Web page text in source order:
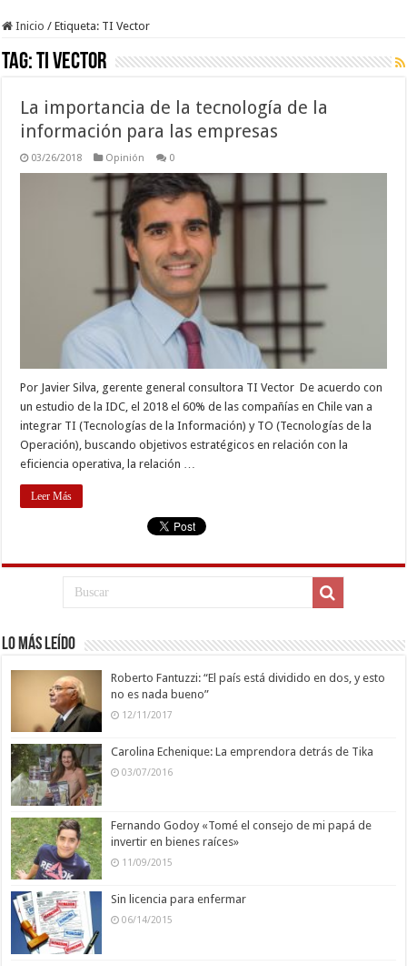
Inicio / Etiqueta: TI Vector
Tag:TI Vector
La importancia de la tecnología de la
información para las empresas
03/26/2018 Opinión 0
Por Javier Silva, gerente general consultora TI Vector De acuerdo con
un estudio de la IDC, el 2018 el 60% de las compañías en Chile van a
integrar TI (Tecnologías de la Información) y TO (Tecnologías de la
Operación), buscando objetivos estratégicos en relación con la
eficiencia operativa, la relación …
Leer Más
Lo más leído
Roberto Fantuzzi: “El país está dividido en dos, y esto
no es nada bueno”
12/11/2017
Carolina Echenique: La emprendora detrás de Tika
03/07/2016
Fernando Godoy «Tomé el consejo de mi papá de
invertir en bienes raíces»
11/09/2015
Sin licencia para enfermar
06/14/2015